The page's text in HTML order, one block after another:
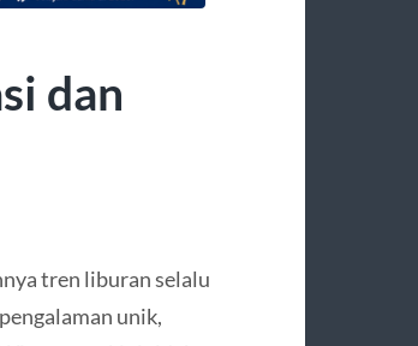
dan
tren liburan selalu
unik,